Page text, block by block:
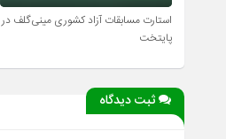
استارت مسابقات آزاد کشوری مینی‌گلف در
پایتخت
ثبت دیدگاه